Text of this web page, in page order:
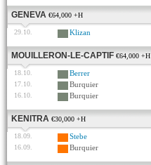
GENEVA €64,000 +H
29.10. Klizan
MOUILLERON-LE-CAPTIF €64,000 +H
18.10. Berrer
17.10. Burquier
16.10. Burquier
KENITRA €30,000 +H
18.09. Stebe
16.09. Burquier